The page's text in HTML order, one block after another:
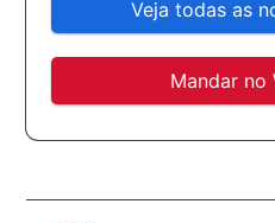
Veja todas as
Mandar no